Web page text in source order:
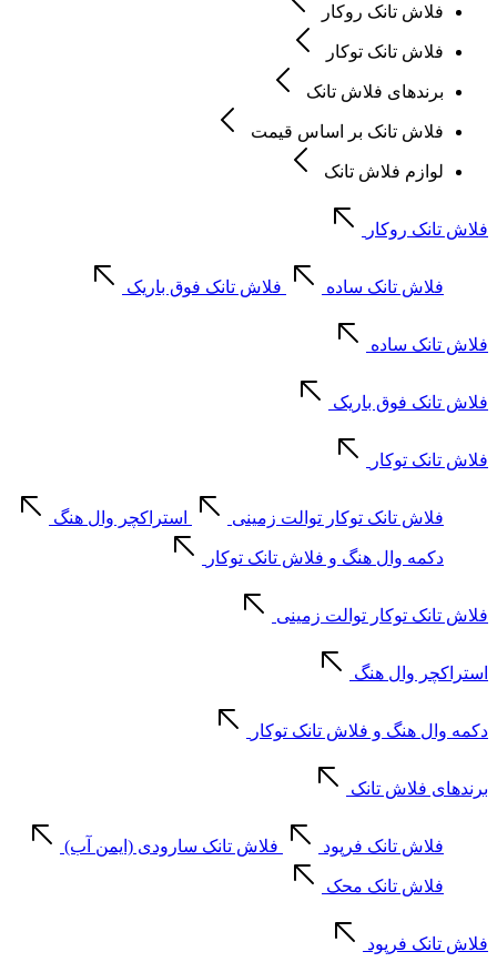
فلاش تانک روکار
فلاش تانک توکار
برندهای فلاش تانک
فلاش تانک بر اساس قیمت
لوازم فلاش تانک
فلاش تانک روکار
فلاش تانک ساده فلاش تانک فوق باریک
فلاش تانک ساده
فلاش تانک فوق باریک
فلاش تانک توکار
فلاش تانک توکار توالت زمینی استراکچر وال هنگ
دکمه وال هنگ و فلاش تانک توکار
فلاش تانک توکار توالت زمینی
استراکچر وال هنگ
دکمه وال هنگ و فلاش تانک توکار
برندهای فلاش تانک
فلاش تانک فرپود فلاش تانک سارودی (ایمن آب)
فلاش تانک محک
فلاش تانک فرپود